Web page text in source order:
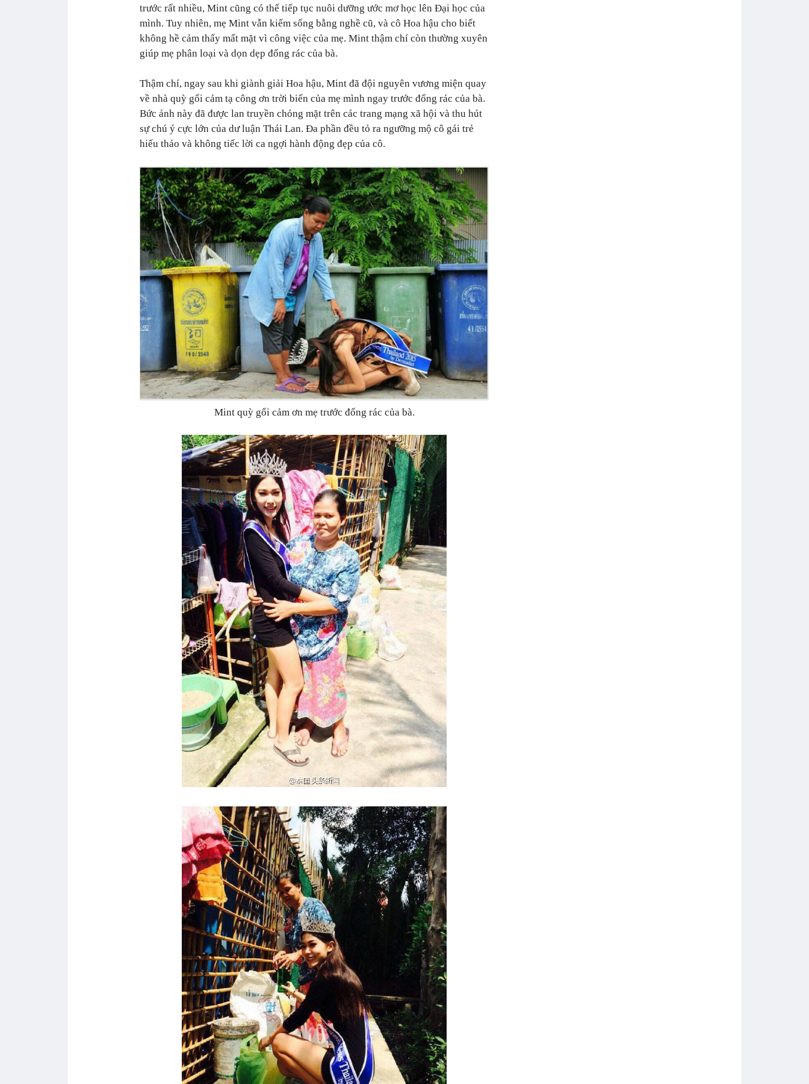
trước rất nhiều, Mint cũng có thể tiếp tục nuôi dưỡng ước mơ học lên Đại học của
mình. Tuy nhiên, mẹ Mint vẫn kiếm sống bằng nghề cũ, và cô Hoa hậu cho biết
không hề cảm thấy mất mặt vì công việc của mẹ. Mint thậm chí còn thường xuyên
giúp mẹ phân loại và dọn dẹp đống rác của bà.
Thậm chí, ngay sau khi giành giải Hoa hậu, Mint đã đội nguyên vương miện quay
về nhà quỳ gối cảm tạ công ơn trời biển của mẹ mình ngay trước đống rác của bà.
Bức ảnh này đã được lan truyền chóng mặt trên các trang mạng xã hội và thu hút
sự chú ý cực lớn của dư luận Thái Lan. Đa phần đều tỏ ra ngưỡng mộ cô gái trẻ
hiếu thảo và không tiếc lời ca ngợi hành động đẹp của cô.
Mint quỳ gối cảm ơn mẹ trước đống rác của bà.